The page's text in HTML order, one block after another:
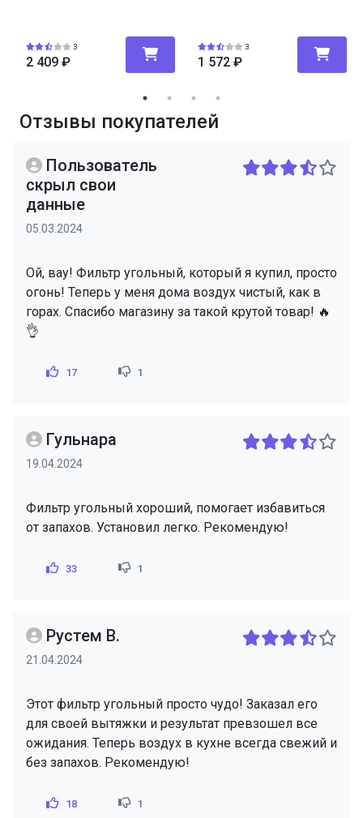
3
2 409 ₽
3
1 572 ₽
Отзывы покупателей
Пользователь
скрыл свои
данные
05.03.2024
Ой, вау! Фильтр угольный, который я купил, просто
огонь! Теперь у меня дома воздух чистый, как в
горах. Спасибо магазину за такой крутой товар! 🔥
👌
17 1
Гульнара
19.04.2024
Фильтр угольный хороший, помогает избавиться
от запахов. Установил легко. Рекомендую!
33 1
Рустем В.
21.04.2024
Этот фильтр угольный просто чудо! Заказал его
для своей вытяжки и результат превзошел все
ожидания. Теперь воздух в кухне всегда свежий и
без запахов. Рекомендую!
18 1